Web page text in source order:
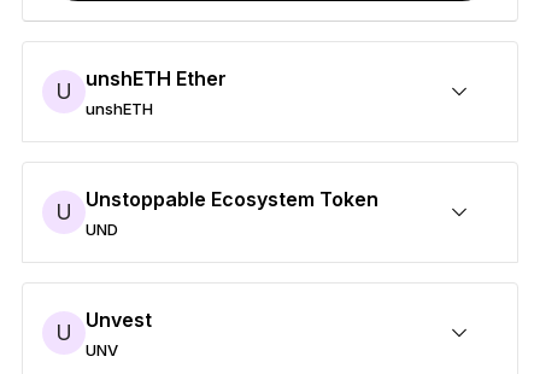
U unshETH Ether
unshETH
Envoyer/Recevoir
Acheter
Swap
Staker
Compatible avec des wallets tiers
Sécuriser vos unshETH
U Unstoppable Ecosystem Token
UND
Envoyer/Recevoir
Acheter
Swap
Staker
Compatible avec des wallets tiers
Sécuriser vos UND
U Unvest
UNV